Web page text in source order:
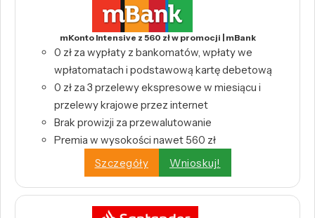
mKonto Intensive z 560 zł w promocji | mBank
0 zł za wypłaty z bankomatów, wpłaty we
wpłatomatach i podstawową kartę debetową
0 zł za 3 przelewy ekspresowe w miesiącu i
przelewy krajowe przez internet
Brak prowizji za przewalutowanie
Premia w wysokości nawet 560 zł
Szczegóły
Wnioskuj!